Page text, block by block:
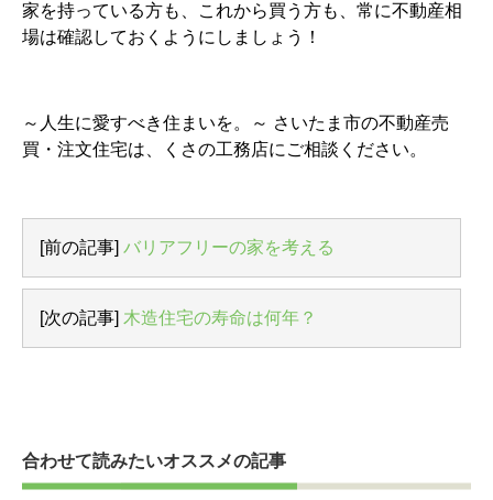
家を持っている方も、これから買う方も、常に不動産相
場は確認しておくようにしましょう！
～人生に愛すべき住まいを。～ さいたま市の不動産売
買・注文住宅は、くさの工務店にご相談ください。
[前の記事] バリアフリーの家を考える
[次の記事] 木造住宅の寿命は何年？
合わせて読みたいオススメの記事